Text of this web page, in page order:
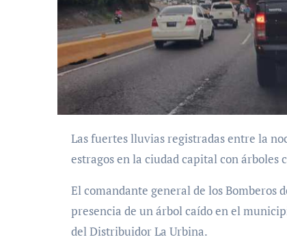
Las fuertes lluvias registradas entre la noche del domingo y la madrugada del lunes causaron
estragos en la ciudad capital con árboles
El comandante general de los Bomberos
presencia de un árbol caído en el
del Distribuidor La Urbina.